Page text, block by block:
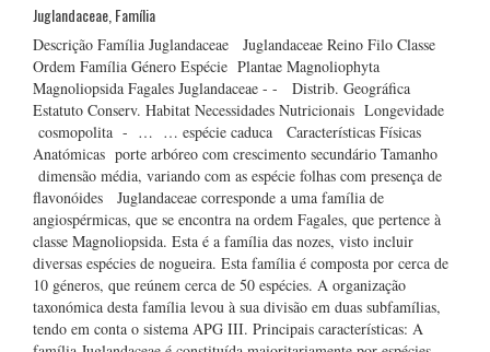
Juglandaceae, Família
Descrição Família Juglandaceae Juglandaceae Reino Filo Classe
Ordem Família Género Espécie Plantae Magnoliophyta
Magnoliopsida Fagales Juglandaceae - - Distrib. Geográfica
Estatuto Conserv. Habitat Necessidades Nutricionais Longevidade
cosmopolita - … … espécie caduca Características Físicas
Anatómicas porte arbóreo com crescimento secundário Tamanho
dimensão média, variando com as espécie folhas com presença de
flavonóides Juglandaceae corresponde a uma família de
angiospérmicas, que se encontra na ordem Fagales, que pertence à
classe Magnoliopsida. Esta é a família das nozes, visto incluir
diversas espécies de nogueira. Esta família é composta por cerca de
10 géneros, que reúnem cerca de 50 espécies. A organização
taxonómica desta família levou à sua divisão em duas subfamílias,
tendo em conta o sistema APG III. Principais características: A